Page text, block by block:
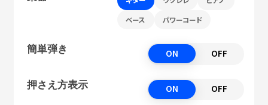
ベース パワーコード
簡単弾き ON OFF
押さえ方表示 ON OFF